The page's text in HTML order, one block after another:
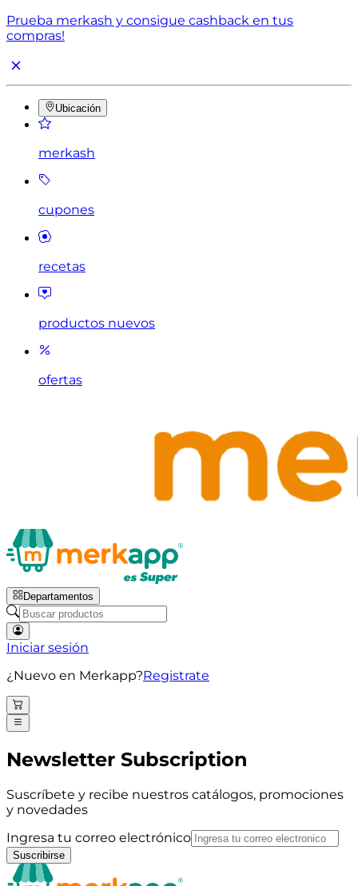
Prueba merkash y consigue cashback en tus
compras!
Ubicación
merkash
cupones
recetas
productos nuevos
ofertas
Departamentos
Iniciar sesión
¿Nuevo en Merkapp?Registrate
Newsletter Subscription
Suscríbete y recibe nuestros catálogos, promociones
y novedades
Ingresa tu correo electrónico
Suscribirse